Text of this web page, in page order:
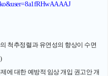
척추정렬과 유연성의 향상이 수면
에 대한 예방적 임상 개입 권고안 개